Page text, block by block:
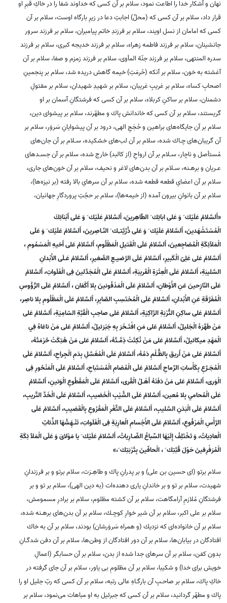
نهان و آشكار خدا را اطاعت نمود، سلام بر آن كسى كه خداوند شفا را در خاكِ قبرِ او
قرار داد، سلام بر آن كسى كه (محلِّ) اجابتِ دعا در زيرِ بارگاه اوست، سلام بر آن
كسى كه امامان از نسل اويند، سلام بر فرزندِ خاتم پيامبران، سلام بر فرزند سرور
جانشينان، سلام بر فرزند فاطمه زهراء، سلام بر فرزند خديجه كبرى، سلام بر فرزند
سدره المنتهى، سلام بر فرزند جنّة المأوى، سلام بر فرزند زمزم و صفا، سلام بر آن
آغشته به خون، سلام بر آنكه (حُرمَتِ) خيمه گاهش دريده شد، سلام بر پنجمينِ
اصحابِ كساء، سلام بر غريبِ غريبان، سلام بر شهيدِ شهيدان، سلام بر مقتولِ
دشمنان، سلام بر ساكنِ كربلاء، سلام بر آن كسى كه فرشتگانِ آسمان بر او
گريستند، سلام بر آن كسى كه خاندانش پاك و مطهّرند، سلام بر پيشواى دين،
سلام بر آن جايگاه‌هاى براهين و حُجَجِ الهى، درود بر آن پيشوايانِ سَروَر، سلام بر
آن گريبان‌هاى چـاك شده، سلام بر آن لب‌هاى خشكيده، سـلام بر آن جان‌هاى
مُستأصل و ناچار، سـلام بر آن ارواحِ (از كالبد) خارج شده، سلام بر آن جسـدهاى
عـريان و برهـنه، سـلام بر آن بدن‌هاى لاغر و نحيف، سلام بر آن خون‌هاى جارى،
سلام بر آن اعضاىِ قطعه قطعه شده، سلام بر آن سرهاىِ بالا رفته (بر نيزه‌ها)،
سلام بر آن بانوانِ بيرون آمده (از خيمه‌ها)، سلام بر حجّتِ پروردگارِ جهانيان،
«أَلسَّلامُ عَلَيْك َ وَ عَلى ابآئِك َ الطّاهِرينَ، أَلسَّلامُ عَلَيْك َ وَ عَلى أَبْنآئِكَ
الْمُسْتَشْهَدينَ، أَلسَّلامُ عَلَيْك َ وَ عَلى ذُرِّيَّتـِك َ النّـاصِرينَ، أَلسَّلامُ عَلَيْك َ وَ عَلَى
الْمَلآئِكَةِ الْمُضاجِعينَ، أَلسَّلامُ عَلَى الْقَتيلِ الْمَظْلُومِ، أَلسَّلامُ عَلى أَخيهِ الْمَسْمُومِ ،
أَلسَّلامُ عَلى عَلِىّ الْكَبيرِ، أَلسَّلامُ عَلَى الرَّضيـعِ الصَّغيرِ، أَلسَّلامُ عَـلَى الاَْبْدانِ
السَّليبَةِ، أَلسَّلامُ عَلَى الْعِتْرَةِ الْقَريبَةِ، أَلسَّلامُ عَلَى الْمُجَدَّلينَ فِى الْفَلَواتِ، أَلسَّلامُ
عَلَى النّازِحينَ عَنِ الاَْوْطانِ، أَلسَّلامُ عَلَى الْمَدْفُونينَ بِلا أَكْفان ، أَلسَّلامُ عَلَى الرُّؤُوسِ
الْمُفَرَّقَةِ عَنِ الاَْبْدانِ، أَلسَّلامُ عَلَى الْمُحْتَسِبِ الصّابِرِ، أَلسَّلامُ عَلَى الْمَظْلُومِ بِلا ناصِر،
أَلسَّلامُ عَلى ساكِنِ التُّرْبَةِ الزّاكِيَةِ، أَلسَّلامُ عَلى صاحِبِ الْقُبَّةِ السّامِيَةِ، أَلسَّلامُ عَلى
مَنْ طَهَّرَهُ الْجَليلُ، أَلسَّلامُ عَلى مَنِ افْتَـخَرَ بِهِ جَبْرَئيلُ، أَلسَّلامُ عَلى مَنْ ناغاهُ فِي
الْمَهْدِ ميكآئيلُ، أَلسَّلامُ عَلى مَنْ نُكِثَتْ ذِمَّـتُهُ، أَلسَّلامُ عَلى مَنْ هُتِكَتْ حُرْمَتُهُ،
أَلسَّلامُ عَلى مَنْ اُريقَ بِالظُّـلْمِ دَمُهُ، أَلسَّلامُ عَلَى الْمُغَسَّلِ بِدَمِ الْجِراحِ، أَلسَّلامُ عَلَى
الْمُجَـرَّعِ بِكَأْساتِ الرِّماحِ أَلسَّلامُ عَلَى الْمُضامِ الْمُسْتَباحِ، أَلسَّلامُ عَلَى الْمَنْحُورِ فِى
الْوَرى، أَلسَّلامُ عَلى مَنْ دَفَنَهُ أَهْـلُ الْقُرى، أَلسَّلامُ عَلَى الْمَقْطُوعِ الْوَتينِ، أَلسَّلامُ
عَلَى الْمُحامي بِلا مُعين، أَلسَّلامُ عَلَى الشَّيْبِ الْخَضيبِ، أَلسَّلامُ عَلَى الْخَدِّ التَّريبِ،
أَلسَّلامُ عَلَى الْبَدَنِ السَّليبِ، أَلسَّلامُ عَلَى الثَّغْرِ الْمَقْرُوعِ بِالْقَضيبِ، أَلسَّلامُ عَلَى
الرَّأْسِ الْمَرْفُوعِ، أَلسَّلامُ عَلَى الاَْجْسامِ الْعارِيَةِ فِى الْفَلَواتِ، تَنْـهَِشُهَا الذِّئابُ
الْعادِياتُ، وَ تَخْتَلِفُ إِلَيْهَا السِّباعُ الضّـارِياتُ، أَلسَّلامُ عَلَيْك َ يا مَوْلاىَ وَ عَلَى الْمَلآ ئِكَةِ
الْمُرَفْرِفينَ حَوْلَ قُبَّتِك َ ، الْحافّينَ بِتُرْبَتِك َ،»
سلام برتو (اى حسين بن على) و بر پدرانِ پاك و طاهِـرَت، سلام برتو و بر فرزندانِ
شهيدت، سلام بر تو و بر خاندانِ يارى دهنده‌ات (به دين الهى)، سلام بر تو و بر
فرشتگانِ مُلازمِ آرامگاهت، سلام بر آن كشته مظلوم، سلام بر برادرِ مسمومش،
سلام بر على اكبر، سلام بر آن شير خوارِ كوچـك، سلام بر آن بدن‌هاى برهـنه شده،
سلام بر آن خانواده‌اى كه نزديك (و همراه سَروَرشان) بودند، سلام بر آن به خاك
افتادگان در بيابان‌ها، سلام بر آن دور افتادگان از وطن‌ها، سلام بر آن دفن شدگـانِ
بدون كفن، سلام بر آن سرهاى جدا شده از بدن، سلام بر آن حسابگر (اعمالِ
خويش براى خدا) و شكيبا، سلام بر آن مظلومِ بى ياور، سلام بر آن جاى گرفته در
خاكِ پاك، سلام بر صاحـبِ آن بارگـاهِ عالى رتبه، سلام بر آن كسى كه ربّ جليل او را
پاك و مطهّر گردانيد، سلام بر آن كسى كه جبرئيل به او مباهات مى‌نمود، سلام بر